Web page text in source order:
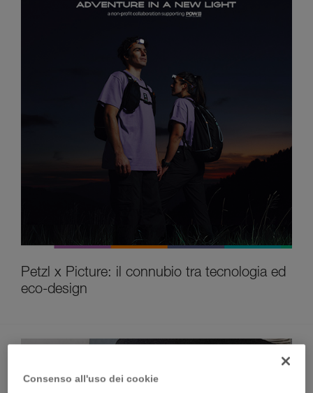
Petzl x Picture: il connubio tra tecnologia ed
eco-design
Consenso all'uso dei cookie